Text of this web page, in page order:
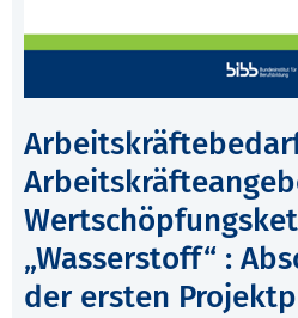
„Wasserstoff“ :
der ersten